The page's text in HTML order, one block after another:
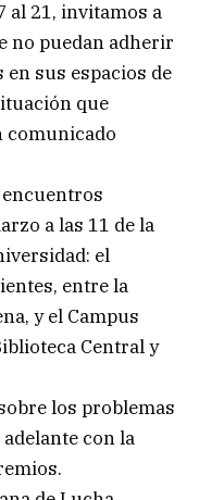
al 21, invitamos a
no puedan adherir
sus espacios de
que
comunicado
a las 11 de la
el
entre la
y el Campus
Central y
los problemas
con la